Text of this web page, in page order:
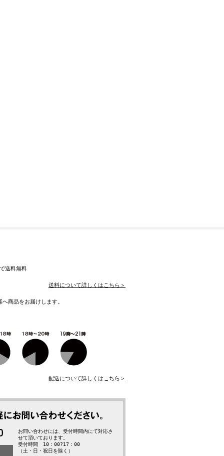
送料無料
送料について詳しくはこちら＞
商品をお届けします。
配送について詳しくはこちら＞
お問い合わせには、受付時間内にて対応さ
せて頂いております。
受付時間 10：00?17：00
（土・日・祝日を除く）